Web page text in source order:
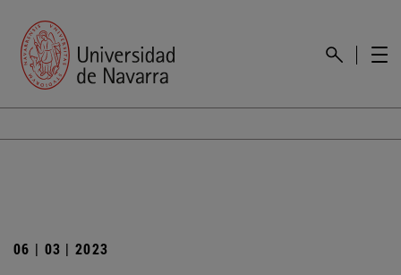
06 | 03 | 2023